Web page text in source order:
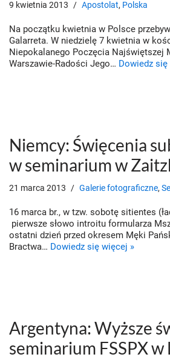
9 kwietnia 2013 Apostolat, Polska
Na początku kwietnia w Polsce
Galarreta. W niedzielę 7 kwietnia w
Niepokalanego Poczęcia Najświętszej
Warszawie-Radości Jego… Dowiedz
Niemcy: Święcenia
w seminarium w
21 marca 2013 Galerie fotograficzne,
16 marca br., w tzw. sobotę sitientes
pierwsze słowo introitu formularza
ostatni dzień przed okresem Męki
Bractwa… Dowiedz się więcej »
Argentyna: Wyższe
seminarium FSSPX w